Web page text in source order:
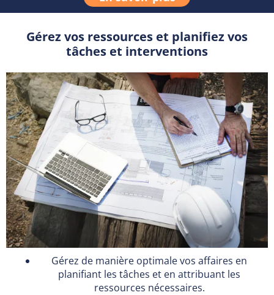
Gérez vos ressources et planifiez vos
tâches et interventions
Gérez de manière optimale vos affaires en
planifiant les tâches et en attribuant les
ressources nécessaires.